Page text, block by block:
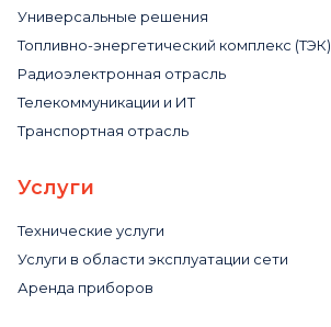
Универсальные решения
Топливно-энергетический комплекс (ТЭК)
Радиоэлектронная отрасль
Телекоммуникации и ИТ
Транспортная отрасль
Услуги
Технические услуги
Услуги в области эксплуатации сети
Аренда приборов